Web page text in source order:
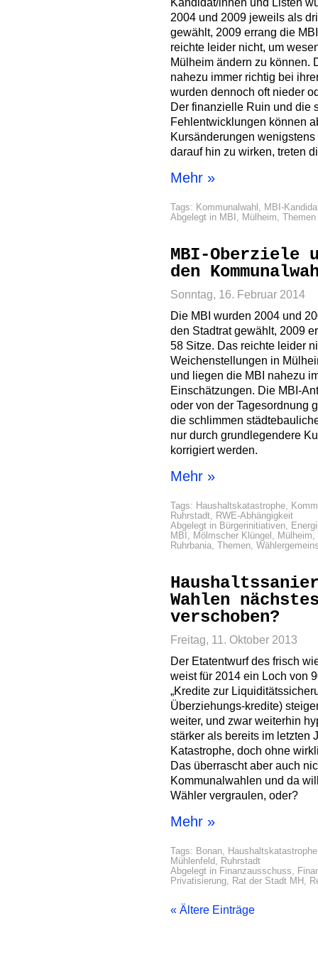
Kandidat/innen und Listen
2004 und 2009 jeweils als
gewählt, 2009 errang die
reichte leider nicht, um
Mülheim ändern zu können.
nahezu immer richtig bei
wurden dennoch oft nieder
Der finanzielle Ruin und die
Fehlentwicklungen können
Kursänderungen
darauf hin zu wirken, treten
Mehr »
Tags: Kommunalwahl , MBI-
Abgelegt in MBI , Mülheim, Themen
MBI-Oberziele
den
Sonntag, 16. Februar 2014
Die MBI wurden 2004 und
den Stadtrat gewählt, 2009
58 Sitze. Das reichte leider
Weichenstellungen in
und liegen die MBI nahezu
Einschätzungen. Die MBI-
oder von der Tagesordnung
die schlimmen
nur durch grundlegendere
korrigiert werden.
Mehr »
Tags: Haushaltskatastrophe,
Ruhrstadt, RWE-Abhängigkeit
Abgelegt in Bürgerinitiativen,
MBI , Mölmscher Klüngel , Mülheim,
Ruhrbania, Themen,
Wahlen
verschoben?
Freitag, 11. Oktober 2013
Der Etatentwurf des frisch
weist für 2014 ein Loch von
„Kredite zur
Überziehungs-kredite)
weiter, und zwar weiterhin
stärker als bereits im letzten
Katastrophe, doch ohne
Das überrascht aber auch
Kommunalwahlen und da
Wähler vergraulen, oder?
Mehr »
Tags: Bonan, Haushaltskatastrophe
Mühlenfeld, Ruhrstadt
Abgelegt in Finanzausschuss,
Privatisierung, Rat der Stadt MH ,
« Ältere Einträge